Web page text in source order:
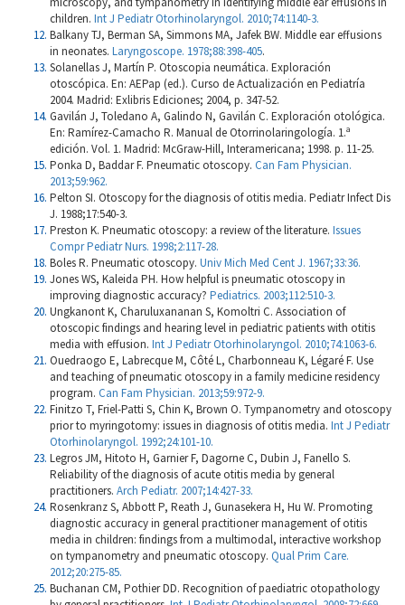
children. Int J Pediatr Otorhinolaryngol. 2010;74:1140-3.
Balkany TJ, Berman SA, Simmons MA, Jafek BW. Middle ear effusions
in neonates. Laryngoscope. 1978;88:398-405.
Solanellas J, Martín P. Otoscopia neumática. Exploración
otoscópica. En: AEPap (ed.). Curso de Actualización en Pediatría
2004. Madrid: Exlibris Ediciones; 2004, p. 347-52.
Gavilán J, Toledano A, Galindo N, Gavilán C. Exploración otológica.
En: Ramírez-Camacho R. Manual de Otorrinolaringología. 1.ª
edición. Vol. 1. Madrid: McGraw-Hill, Interamericana; 1998. p. 11-25.
Ponka D, Baddar F. Pneumatic otoscopy. Can Fam Physician.
2013;59:962.
Pelton SI. Otoscopy for the diagnosis of otitis media. Pediatr Infect Dis
J. 1988;17:540-3.
Preston K. Pneumatic otoscopy: a review of the literature. Issues
Compr Pediatr Nurs. 1998;2:117-28.
Boles R. Pneumatic otoscopy. Univ Mich Med Cent J. 1967;33:36.
Jones WS, Kaleida PH. How helpful is pneumatic otoscopy in
improving diagnostic accuracy? Pediatrics. 2003;112:510-3.
Ungkanont K, Charuluxananan S, Komoltri C. Association of
otoscopic findings and hearing level in pediatric patients with otitis
media with effusion. Int J Pediatr Otorhinolaryngol. 2010;74:1063-6.
Ouedraogo E, Labrecque M, Côté L, Charbonneau K, Légaré F. Use
and teaching of pneumatic otoscopy in a family medicine residency
program. Can Fam Physician. 2013;59:972-9.
Finitzo T, Friel-Patti S, Chin K, Brown O. Tympanometry and otoscopy
prior to myringotomy: issues in diagnosis of otitis media. Int J Pediatr
Otorhinolaryngol. 1992;24:101-10.
Legros JM, Hitoto H, Garnier F, Dagorne C, Dubin J, Fanello S.
Reliability of the diagnosis of acute otitis media by general
practitioners. Arch Pediatr. 2007;14:427-33.
Rosenkranz S, Abbott P, Reath J, Gunasekera H, Hu W. Promoting
diagnostic accuracy in general practitioner management of otitis
media in children: findings from a multimodal, interactive workshop
on tympanometry and pneumatic otoscopy. Qual Prim Care.
2012;20:275-85.
Buchanan CM, Pothier DD. Recognition of paediatric otopathology